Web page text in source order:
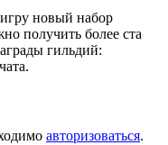
новый набор
получить более ста
гильдий:
авторизоваться.